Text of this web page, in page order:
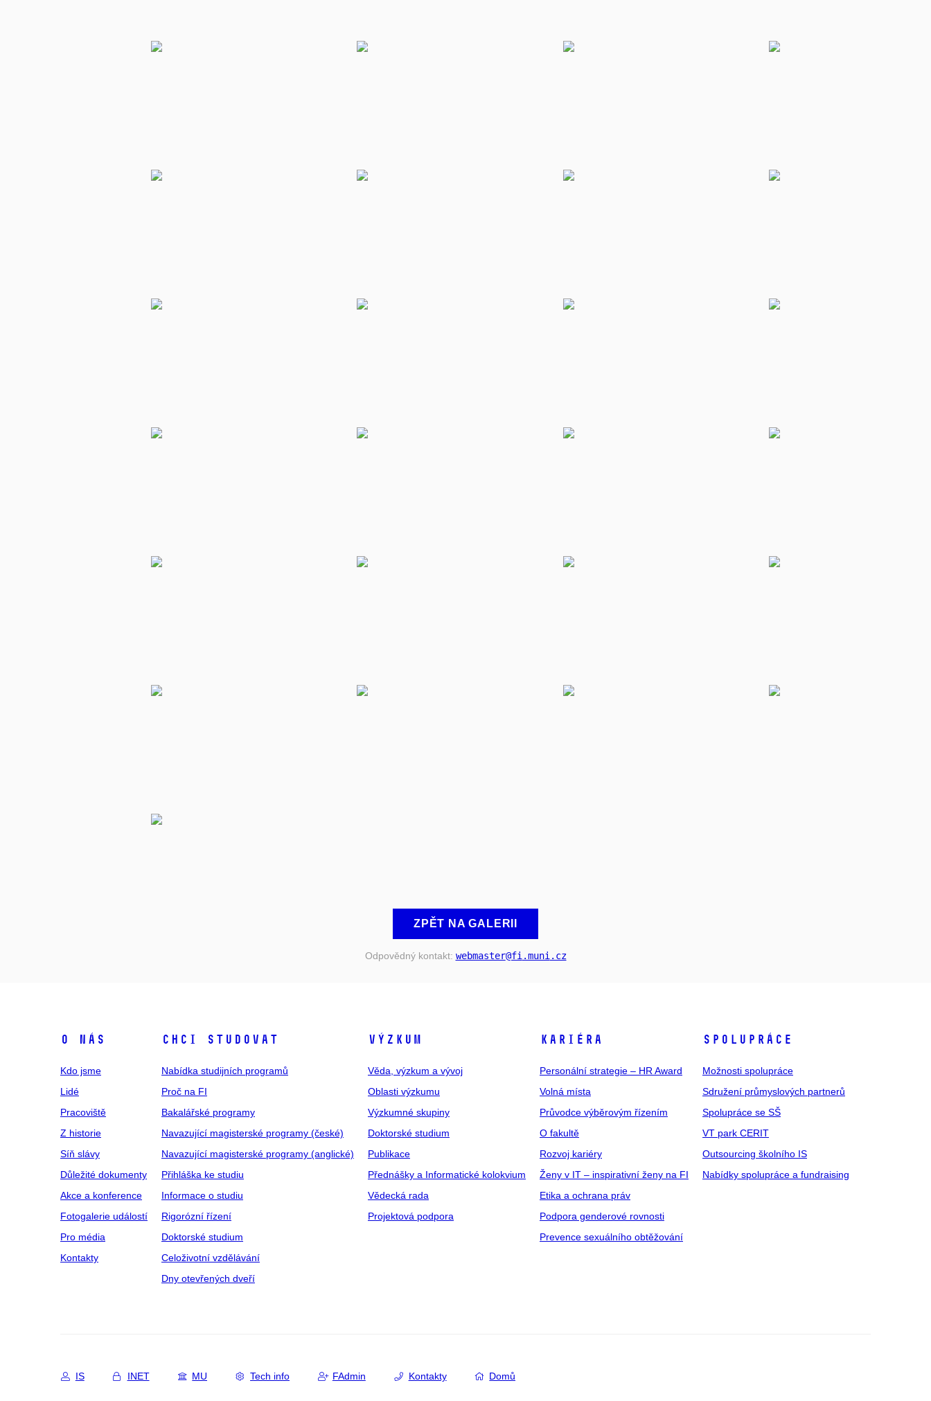
ZPĚT NA GALERII
Odpovědný kontakt: webmaster@fi .muni .cz
O NÁS
Kdo jsme
Lidé
Pracoviště
Z historie
Síň slávy
Důležité dokumenty
Akce a konference
Fotogalerie událostí
Pro média
Kontakty
CHCI STUDOVAT
Nabídka studijních programů
Proč na FI
Bakalářské programy
Navazující magisterské programy (české)
Navazující magisterské programy (anglické)
Přihláška ke studiu
Informace o studiu
Rigorózní řízení
Doktorské studium
Celoživotní vzdělávání
Dny otevřených dveří
VÝZKUM
Věda, výzkum a vývoj
Oblasti výzkumu
Výzkumné skupiny
Doktorské studium
Publikace
Přednášky a Informatické kolokvium
Vědecká rada
Projektová podpora
KARIÉRA
Personální strategie – HR Award
Volná místa
Průvodce výběrovým řízením
O fakultě
Rozvoj kariéry
Ženy v IT – inspirativní ženy na FI
Etika a ochrana práv
Podpora genderové rovnosti
Prevence sexuálního obtěžování
SPOLUPRÁCE
Možnosti spolupráce
Sdružení průmyslových partnerů
Spolupráce se SŠ
VT park CERIT
Outsourcing školního IS
Nabídky spolupráce a fundraising
IS INET MU Tech info FAdmin Kontakty Domů